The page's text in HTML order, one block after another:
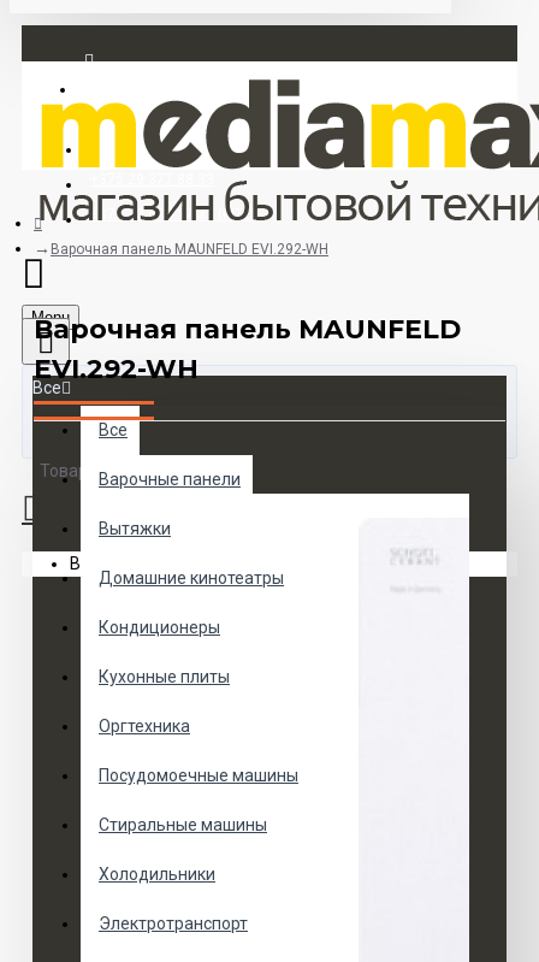
Регистрация
+375 33 673 17 31 (МТС)
Menu
Все
Все
Варочные панели
Вытяжки
Домашние кинотеатры
Кондиционеры
Кухонные плиты
Оргтехника
Посудомоечные машины
Стиральные машины
Холодильники
Электротранспорт
Товаров 0 (0 руб.)
Ваша корзина пуста!
Варочная панель MAUNFELD EVI.292-WH
Варочная панель MAUNFELD
EVI.292-WH